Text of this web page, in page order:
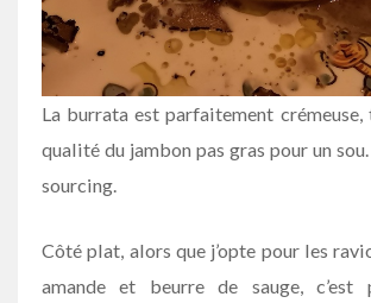
La burrata est parfaitement
qualité du jambon pas gras pour un
sourcing.
Côté plat, alors que j’opte pour les
amande et beurre de sauge, c’est